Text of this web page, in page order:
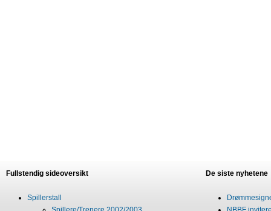
Fullstendig sideoversikt
Spillerstall
De siste nyhetene